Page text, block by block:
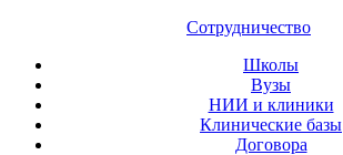
Сотрудничество
Школы
Вузы
НИИ и клиники
Клинические базы
Договора